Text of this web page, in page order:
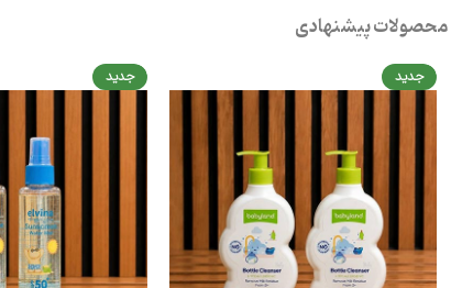
محصولات پیشنهادی
جدید جدید